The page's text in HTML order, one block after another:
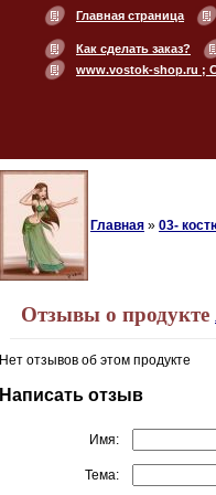
Главная страница
Как сделать заказ?
www.vostok-shop.ru ;
Главная » 03-
Отзывы о продукте
Нет отзывов об этом продукте
Написать отзыв
Имя:
Тема: